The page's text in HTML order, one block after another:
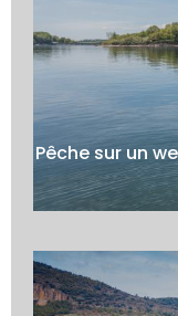
Pêche sur un